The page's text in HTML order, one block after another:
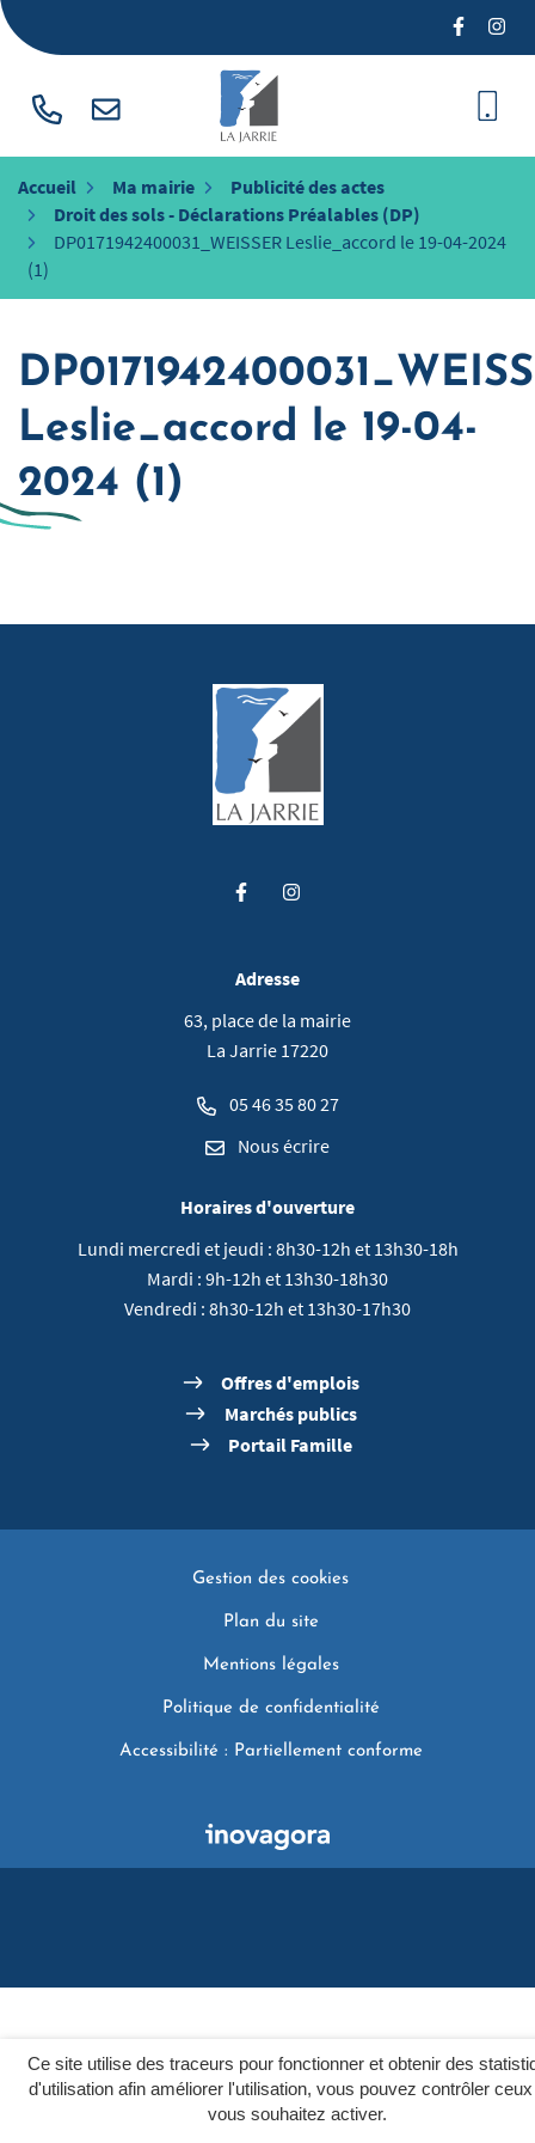
Gestion des traceurs
Ce site utilise des traceurs pour fonctionner et obtenir des
d'utilisation afin améliorer l'utilisation, vous pouvez contrôler
vous souhaitez activer.
Aller
au
Lien vers
Lien
Accueil Ma mairie
Publicité des actes
Droit des sols - Déclarations Préalables (DP)
DP0171942400031_WEISSER Leslie_accord le 19-04-2024
(1)
Leslie_accord le 19-04-
2024 (1)
Lien vers le compte Facebook
Lien vers le compte
Adresse
63, place de la mairie
La Jarrie 17220
05 46 35 80 27
Nous écrire
Horaires d'ouverture
Lundi mercredi et jeudi : 8h30-12h et 13h30-18h
Mardi : 9h-12h et 13h30-18h30
Vendredi : 8h30-12h et 13h30-17h30
Offres d'emplois
Marchés publics
Portail Famille
Gestion des cookies
Plan du site
Mentions légales
Politique de confidentialité
Accessibilité : Partiellement conforme